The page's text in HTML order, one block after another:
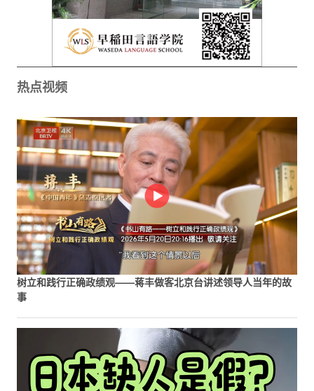
热点视频
树立和践行正确政绩观——蒋丰做客北京台讲述领导人当年的故
事